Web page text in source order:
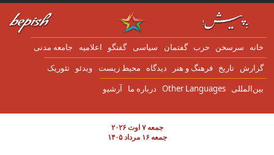
به محتوای اصلی
سرسخن حزب گفتمان سياسی گفتگو اعلاميه جامعه مدنی
تاریخ فرهنگ و هنر دیدگاه محیط زیست ویدئو تئوریک
Other Languages درباره ما آرشیو
جمعه ۷ اوت ۲۰۲۶
جمعه ۱۶ مرداد ۱۴۰۵